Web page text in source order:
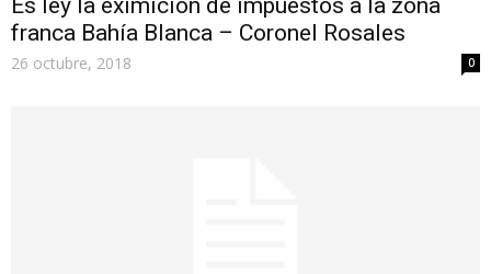
Es ley la eximición de impuestos a la zona
franca Bahía Blanca – Coronel Rosales
26 octubre, 2018 0